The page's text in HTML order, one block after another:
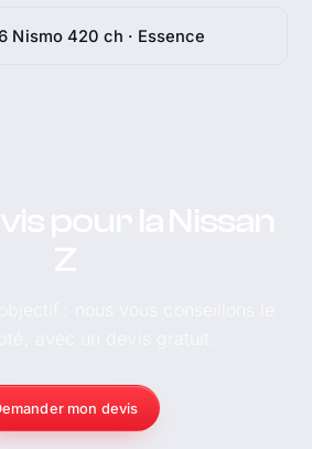
Nismo 420 ch · Essence
mon devis